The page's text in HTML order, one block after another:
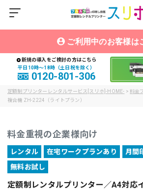
ご利用中のお客様は
新規の導入をご検討の方はこちら
平日10時〜18時（土日祝を除く）
0120-801-306
定額制プリンターレンタルサービス[スリホ]-HOME- >料金
複合機 ZH-2224（ライトプラン）
料金重視の企業様向け
レンタル 在宅ワークプランあり
月間
無料お試し
定額制レンタルプリンター／A4対応